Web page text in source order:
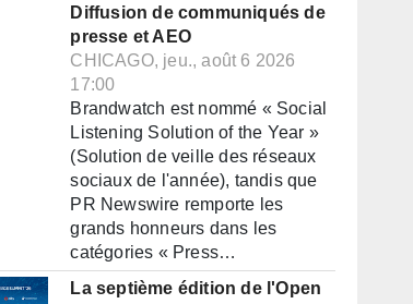
Diffusion de communiqués de
presse et AEO
CHICAGO, jeu., août 6 2026
17:00
Brandwatch est nommé « Social
Listening Solution of the Year »
(Solution de veille des réseaux
sociaux de l'année), tandis que
PR Newswire remporte les
grands honneurs dans les
catégories « Press…
La septième édition de l'Open